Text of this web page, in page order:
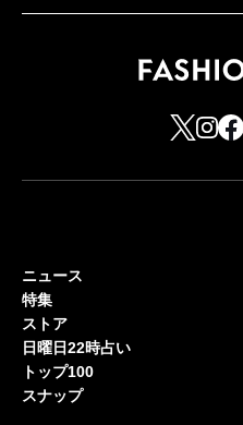
ニュース
特集
ストア
日曜日22時占い
トップ100
スナップ